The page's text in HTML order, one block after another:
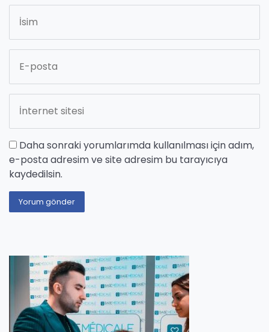
Daha sonraki yorumlarımda kullanılması için adım,
e-posta adresim ve site adresim bu tarayıcıya
kaydedilsin.